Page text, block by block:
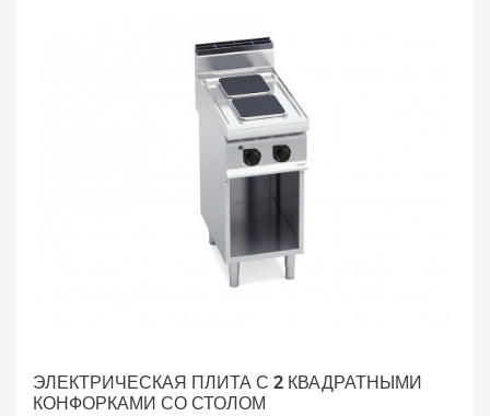
ЭЛЕКТРИЧЕСКАЯ ПЛИТА С 2 КВАДРАТНЫМИ
КОНФОРКАМИ СО СТОЛОМ